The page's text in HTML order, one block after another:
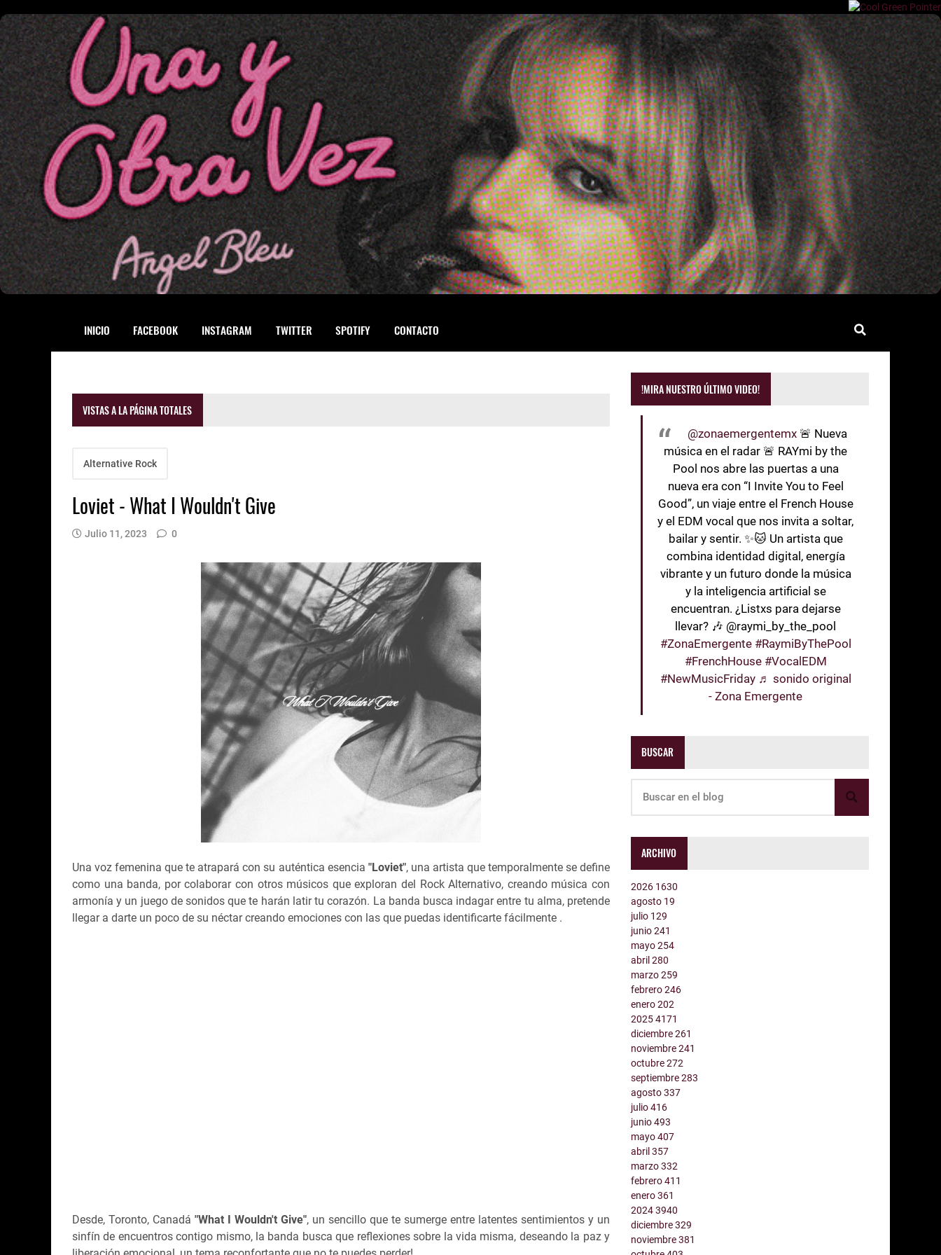
INICIO FACEBOOK INSTAGRAM TWITTER SPOTIFY CONTACTO
VISTAS A LA PÁGINA TOTALES
Alternative Rock
Loviet - What I Wouldn't Give
Julio 11, 2023 0
Una voz femenina que te atrapará con su auténtica esencia "Loviet", una artista que temporalmente se define
como una banda, por colaborar con otros músicos que exploran del Rock Alternativo, creando música con
armonía y un juego de sonidos que te harán latir tu corazón. La banda busca indagar entre tu alma, pretende
llegar a darte un poco de su néctar creando emociones con las que puedas identificarte fácilmente .
Desde, Toronto, Canadá "What I Wouldn't Give", un sencillo que te sumerge entre latentes sentimientos y un
sinfín de encuentros contigo mismo, la banda busca que reflexiones sobre la vida misma, deseando la paz y
!MIRA NUESTRO ÚLTIMO VIDEO!
@zonaemergentemx 🚨 Nueva
música en el radar 🚨 RAYmi by the
Pool nos abre las puertas a una
nueva era con “I Invite You to Feel
Good”, un viaje entre el French House
y el EDM vocal que nos invita a soltar,
bailar y sentir. ✨🐱 Un artista que
combina identidad digital, energía
vibrante y un futuro donde la música
y la inteligencia artificial se
encuentran. ¿Listxs para dejarse
llevar? 🎶 @raymi_by_the_pool
#ZonaEmergente #RaymiByThePool
#FrenchHouse #VocalEDM
#NewMusicFriday ♬ sonido original
- Zona Emergente
BUSCAR
ARCHIVO
2026 1630
agosto 19
julio 129
junio241
mayo254
abril280
marzo259
febrero246
enero202
20254171
diciembre261
noviembre241
octubre272
septiembre283
agosto337
julio416
junio493
mayo407
abril357
marzo332
febrero411
enero361
20243940
diciembre329
noviembre381